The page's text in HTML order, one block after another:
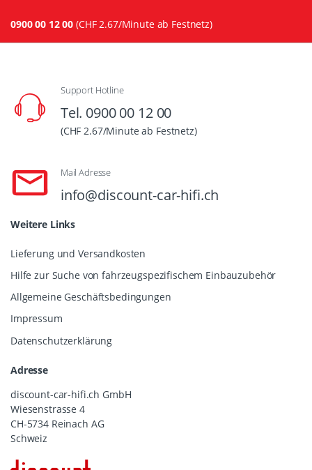
0900 00 12 00 (CHF 2.67/Minute ab Festnetz)
Support Hotline
Tel. 0900 00 12 00
(CHF 2.67/Minute ab Festnetz)
Mail Adresse
info@discount-car-hifi.ch
Weitere Links
Lieferung und Versandkosten
Hilfe zur Suche von fahrzeugspezifischem Einbauzubehör
Allgemeine Geschäftsbedingungen
Impressum
Datenschutzerklärung
Adresse
discount-car-hifi.ch GmbH
Wiesenstrasse 4
CH-5734 Reinach AG
Schweiz